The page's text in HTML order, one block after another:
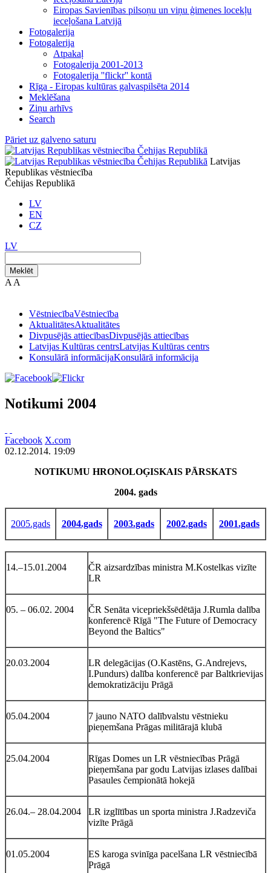
Eiropas Savienības pilsoņu un viņu ģimenes locekļu
ieceļošana Latvijā
Fotogalerija
Fotogalerija
Atpakaļ
Fotogalerija 2001-2013
Fotogalerija ''flickr'' kontā
Rīga - Eiropas kultūras galvaspilsēta 2014
Meklēšana
Ziņu arhīvs
Search
Pāriet uz galveno saturu
Latvijas
Republikas vēstniecība
Čehijas Republikā
LV
EN
CZ
LV
Meklēt
A A
VēstniecībaVēstniecība
AktualitātesAktualitātes
Divpusējās attiecībasDivpusējās attiecības
Latvijas Kultūras centrsLatvijas Kultūras centrs
Konsulārā informācijaKonsulārā informācija
Notikumi 2004
Facebook X.com
02.12.2014. 19:09
NOTIKUMU HRONOLOĢISKAIS PĀRSKATS
2004. gads
2005.gads 2004.gads 2003.gads 2002.gads 2001.gads
14.–15.01.2004
ČR aizsardzības ministra M.Kostelkas vizīte
LR
05. – 06.02. 2004
ČR Senāta vicepriekšsēdētāja J.Rumla dalība
konferencē Rīgā "The Future of Democracy
Beyond the Baltics"
20.03.2004
LR delegācijas (O.Kastēns, G.Andrejevs,
I.Pundurs) dalība konferencē par Baltkrievijas
demokratizāciju Prāgā
05.04.2004
7 jauno NATO dalībvalstu vēstnieku
pieņemšana Prāgas militārajā klubā
25.04.2004
Rīgas Domes un LR vēstniecības Prāgā
pieņemšana par godu Latvijas izlases dalībai
Pasaules čempionātā hokejā
26.04.– 28.04.2004
LR izglītības un sporta ministra J.Radzeviča
vizīte Prāgā
01.05.2004
ES karoga svinīga pacelšana LR vēstniecībā
Prāgā